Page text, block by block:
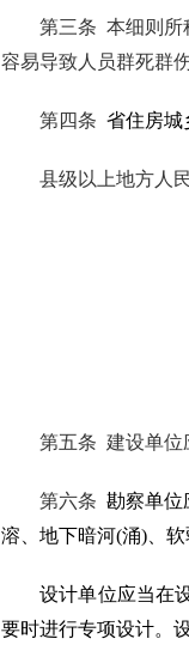
第三条 本细则所
容易导致人员群死群
第四条 省住房城
县级以上地方人
第五条 建设单位
第六条 勘察单位
溶、地下暗河(涌) 、
设计单位应当在
要时进行专项设计。